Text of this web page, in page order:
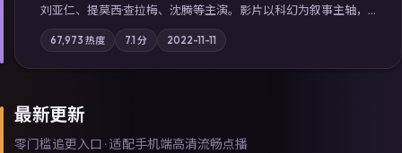
刘亚仁、提莫西·查拉梅、沈腾等主演。影片以科幻为叙事主轴，
失踪人口档案牵出跨国灰色产业链；摄影与配乐强化地域气质；
站内亦可通过「国产免费观看高清电视剧在线看」延展检索同类
型高分佳作，畅享高清在线追剧体验。
67,973 热度 7.1分 2022-11-11
最新更新
零门槛追更入口 · 适配手机端高清流畅点播